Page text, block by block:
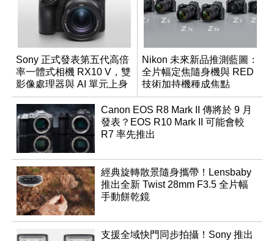
Sony 正式發表第五代高倍
率一體式相機 RX10 V，雙
影像處理器與 AI 單元上身
Nikon 未來新品推測藍圖：
全片幅定焦隨身機與 RED
技術加持機種成焦點
Canon EOS R8 Mark II 傳將於 9 月
發表？EOS R10 Mark II 可能會較
R7 率先推出
經典旋轉散景隨身攜帶！Lensbaby
推出全新 Twist 28mm F3.5 全片幅
手動餅乾鏡
支援全域快門同步拍攝！Sony 推出